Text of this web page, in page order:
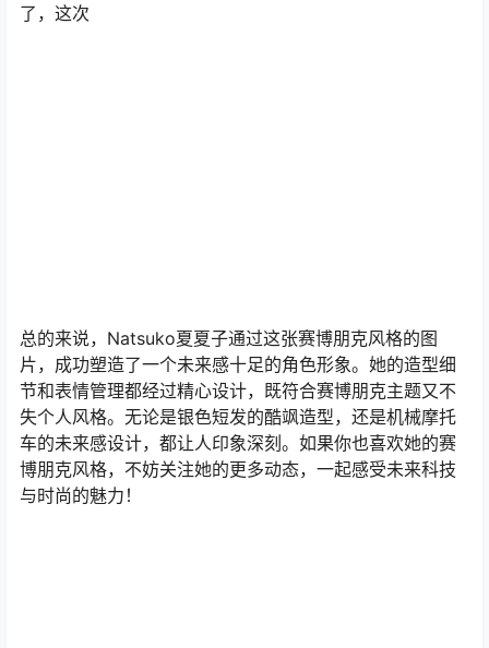
了，这次
总的来说，Natsuko夏夏子通过这张赛博朋克风格的图
片，成功塑造了一个未来感十足的角色形象。她的造型细
节和表情管理都经过精心设计，既符合赛博朋克主题又不
失个人风格。无论是银色短发的酷飒造型，还是机械摩托
车的未来感设计，都让人印象深刻。如果你也喜欢她的赛
博朋克风格，不妨关注她的更多动态，一起感受未来科技
与时尚的魅力！